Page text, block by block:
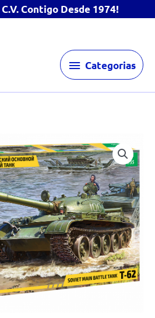
C.V. Contigo Desde 1974!
Categorias
Categorias